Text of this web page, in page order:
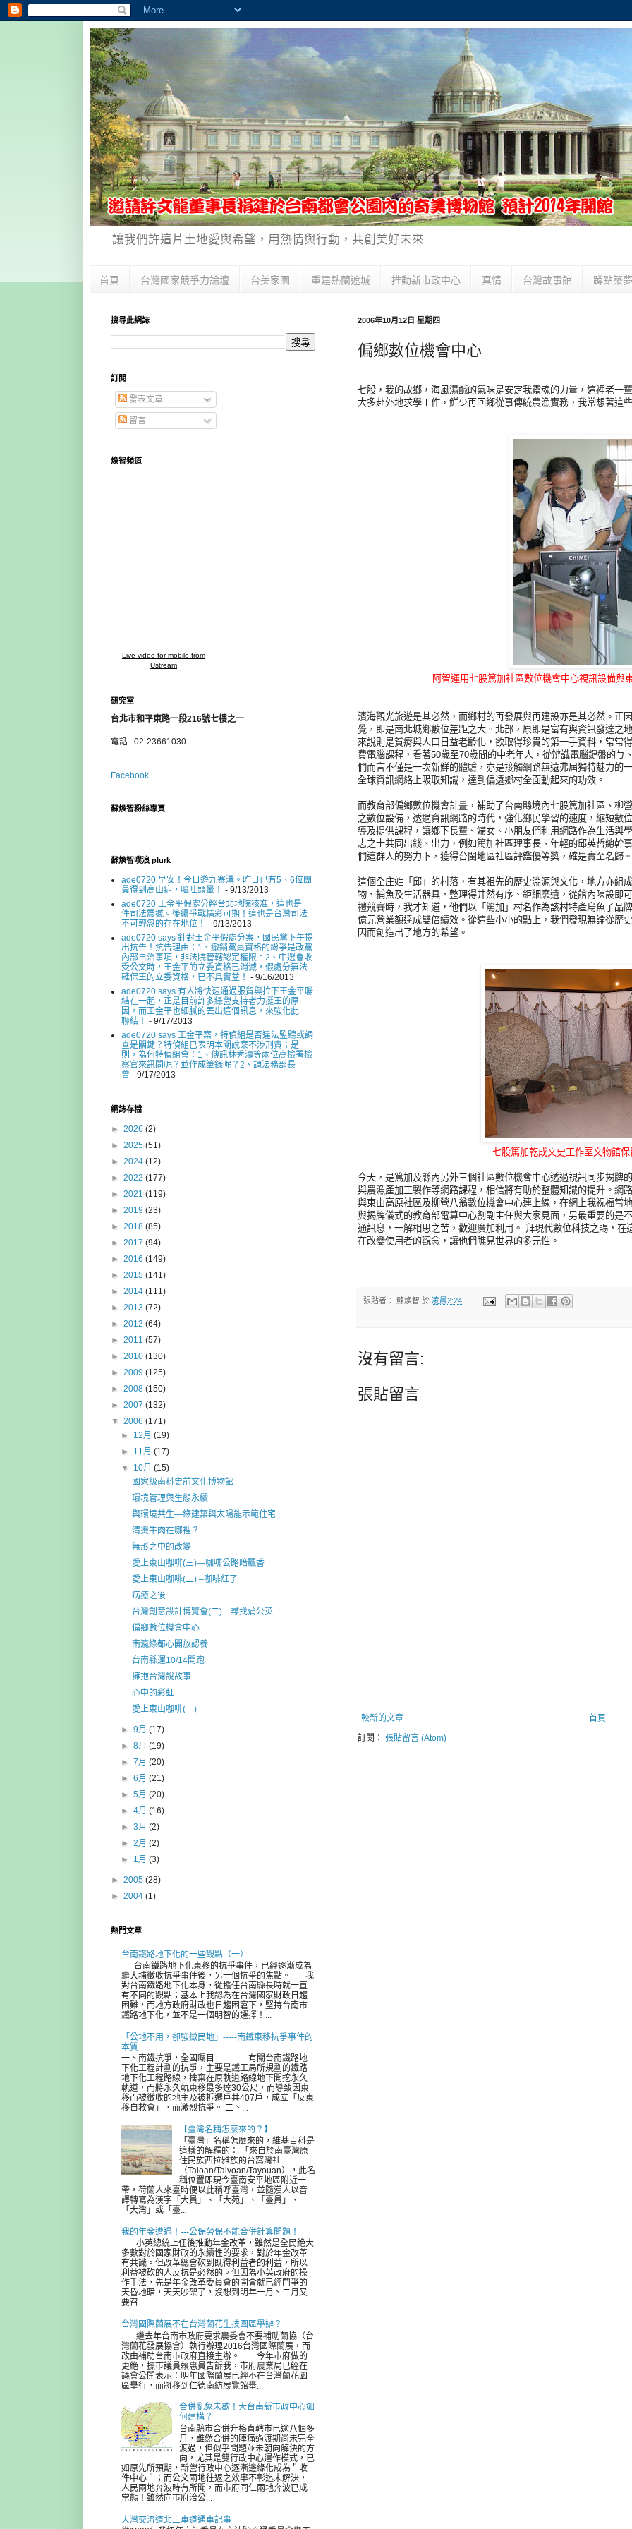
讓我們許這片土地愛與希望，用熱情與行動，共創美好未來
首頁 台灣國家競爭力論壇 台美家園 重建熱蘭遮城 推動新市政中心 真情 台灣故事館 蹲點築夢
2006年10月12日 星期四
偏鄉數位機會中心
七股，我的故鄉，海風濕鹹的氣味是安定我靈魂的力量，這裡老一
大多赴外地求學工作，鮮少再回鄉從事傳統農漁實務，我常想著這
阿智運用七股篤加社區數位機會中心視訊設備與
濱海觀光旅遊是其必然，而鄉村的再發展與再建設亦是其必然。正
覺，即是南北城鄉數位差距之大。北部，原即是富有與資訊發達之
來說則是貧瘠與人口日益老齡化，欲取得珍貴的第一手資料，常常
費電腦課程，看著50歲至70歲間的中老年人，從辨識電腦鍵盤的ㄅ
們而言不僅是一次新鮮的體驗，亦是接觸網路無遠弗屆獨特魅力的
全球資訊網絡上吸取知識，達到偏遠鄉村全面動起來的功效。
而教育部偏鄉數位機會計畫，補助了台南縣境內七股篤加社區、柳
之數位設備，透過資訊網路的時代，強化鄉民學習的速度，縮短數
導及提供課程，讓鄉下長輩、婦女、小朋友們利用網路作為生活與
志之士共同出錢、出力，例如篤加社區理事長、年輕的邱英哲總幹
們這群人的努力下，獲得台閩地區社區評鑑優等獎，確是實至名歸。
這個全庄姓「邱」的村落，有其祖先的歷史淵源與文化，地方亦組
物、捕魚及生活器具，整理得井然有序、鉅細靡遺，從館內陳設即
禮競賽時，我才知道，他們以「篤加」村名作為該村特產烏魚子品
億元營業額達成雙倍績效。從這些小小的點上，我們發現無論從歷
因而創造出了地方的希望。
七股篤加乾成文史工作室文物館
今天，是篤加及縣內另外三個社區數位機會中心透過視訊同步揭牌
與農漁產加工製作等網路課程，相信將有助於整體知識的提升。網
與東山高原社區及柳營八翁數位機會中心連上線，在網上我祝福當
與揭牌儀式的教育部電算中心劉副主任與大家見面，另最重要的是
通訊息，一解相思之苦，歡迎廣加利用。 拜現代數位科技之賜，
在改變使用者的觀念，讓他們瞧見世界的多元性。
張貼者： 蘇煥智 於 凌晨2:24
沒有留言:
張貼留言
較新的文章
首頁
訂閱： 張貼留言 (Atom)
搜尋此網誌
訂閱
發表文章
留言
煥智頻道
Live video for mobile from
Ustream
研究室
台北市和平東路一段216號七樓之一
電話 : 02-23661030
Facebook
蘇煥智粉絲專頁
蘇煥智噗浪 plurk
ade0720 早安！今日遊九寨溝。昨日已有5、6位團
員得到高山症，嘔吐頭暈！ - 9/13/2013
ade0720 王金平假處分經台北地院核准，這也是一
件司法震撼。後續爭戰精彩可期！這也是台灣司法
不可輕忽的存在地位！ - 9/13/2013
ade0720 says 針對王金平假處分案，國民黨下午提
出抗告！抗告理由：1、撤銷黨員資格的紛爭是政黨
內部自治事項，非法院管轄認定權限。2、中選會收
受公文時，王金平的立委資格已消滅，假處分無法
確保王的立委資格，已不具實益！ - 9/16/2013
ade0720 says 有人將快速通過服貿與拉下王金平聯
結在一起，正是目前許多綠營支持者力挺王的原
因，而王金平也細膩的丟出這個訊息，來強化此一
聯結！ - 9/17/2013
ade0720 says 王金平案，特偵組是否違法監聽或調
查是關鍵？特偵組已表明本關說案不涉刑責；是
則，為何特偵組會：1、傳訊林秀濤等兩位高檢署檢
察官來訊問呢？並作成筆錄呢？2、調法務部長
曾 - 9/17/2013
網誌存檔
► 2026 (2)
► 2025 (51)
► 2024 (12)
► 2022 (177)
► 2021 (119)
► 2019 (23)
► 2018 (85)
► 2017 (94)
► 2016 (149)
► 2015 (141)
► 2014 (111)
► 2013 (72)
► 2012 (64)
► 2011 (57)
► 2010 (130)
► 2009 (125)
► 2008 (150)
► 2007 (132)
▼ 2006 (171)
► 12月(19)
► 11月(17)
▼ 10月(15)
國家級南科史前文化博物館
環境管理與生態永續
與環境共生—綠建築與太陽能示範住宅
清燙牛肉在哪裡？
無形之中的改變
愛上東山咖啡(三)—咖啡公路暗飄香
愛上東山咖啡(二) –咖啡紅了
病癒之後
台灣創意設計博覽會(二)—尋找蒲公英
偏鄉數位機會中心
南瀛綠都心開放認養
台南縣運10/14開跑
擁抱台灣說故事
心中的彩虹
愛上東山咖啡(一)
►9月(17)
►8月(19)
►7月(20)
►6月(21)
►5月(20)
►4月(16)
►3月(2)
►2月(2)
► 1月(3)
► 2005 (28)
► 2004 (1)
熱門文章
台南鐵路地下化的一些觀點（一）
台南鐵路地下化東移的抗爭事件，已經逐漸成為
繼大埔徵收抗爭事件後，另一個抗爭的焦點。 我
對台南鐵路地下化本身，從擔任台南縣長時就一直
有不同的觀點；基本上我認為在台灣國家財政日趨
困難，而地方政府財政也日趨困窘下，堅持台南市
鐵路地下化，並不是一個明智的選擇！...
「公地不用，卻強徵民地」-----南鐵東移抗爭事件的
本質
一丶南鐵抗爭，全國矚目 有關台南鐵路地
下化工程計劃的抗爭，主要是鐵工局所規劃的鐵路
地下化工程路線，捨棄在原軌道路線地下開挖永久
軌道，而將永久軌東移最多達30公尺，而導致因東
移而被徵收的地主及被拆遷戶共407戶，成立「反東
移自救會」，而激烈抗爭。 二丶...
【臺灣名稱怎麼來的？】
「臺灣」名稱怎麼來的，維基百科是
這樣的解釋的： 「來自於南臺灣原
住民族西拉雅族的台窩灣社
（Taioan/Taivoan/Tayouan），此名
稱位置即現今臺南安平地區附近一
帶，荷蘭人來臺時便以此稱呼臺灣，並隨漢人以音
譯轉寫為漢字「大員」、「大苑」、「臺員」、
「大灣」或「臺...
我的年金遭遇！---公保勞保不能合併計算問題！
小英總統上任後推動年金改革，雖然是全民絶大
多數對於國家財政的永續性的要求，對於年金改革
有共識。但改革總會砍到既得利益者的利益，所以
利益被砍的人反抗是必然的。但因為小英政府的操
作手法，先是年金改革委員會的開會就已經鬥爭的
天昏地暗，天天吵架了，沒想到明年一月丶二月又
要召...
台灣國際蘭展不在台灣蘭花生技園區舉辦？
繼去年台南市政府要求農委會不要補助蘭協（台
灣蘭花發展協會）執行辦理2016台灣國際蘭展，而
改由補助台南市政府直接主辦。 今年市府做的
更絶，據市議員賴惠員告訴我，市府農業局已經在
議會公開表示：明年國際蘭展已經不在台灣蘭花園
區舉行，而將移到仁德南紡展覽館舉...
合併亂象未歇！大台南新市政中心如
何建構？
台南縣市合併升格直轄市已逾八個多
月，雖然合併的陣痛過渡期尚未完全
渡過，但似乎問題並未朝向解決的方
向，尤其是雙行政中心運作模式，已
如原先所預期，新營行政中心逐漸邊緣化成為＂收
件中心＂；而公文兩地往返之效率不彰迄未解決，
人民兩地奔波時有所聞，而市府同仁兩地奔波已成
常態！雖然向市府洽公...
大灣交流道北上車道通車記事